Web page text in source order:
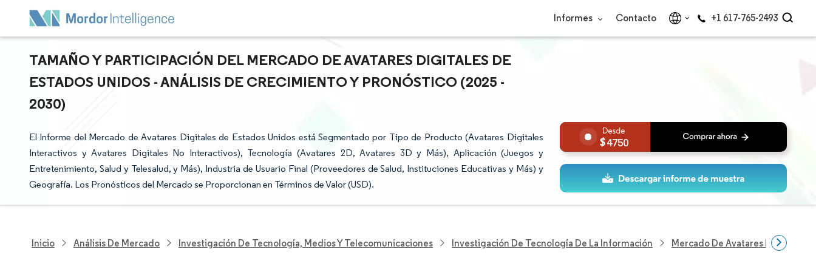
Informes Contacto +1 617-765-2493
TAMAÑO Y PARTICIPACIÓN DEL MERCADO DE AVATARES DIGITALES DE
ESTADOS UNIDOS - ANÁLISIS DE CRECIMIENTO Y PRONÓSTICO (2025 -
2030)
El Informe del Mercado de Avatares Digitales de Estados Unidos está Segmentado por Tipo de Producto (Avatares Digitales
Interactivos y Avatares Digitales No Interactivos), Tecnología (Avatares 2D, Avatares 3D y Más), Aplicación (Juegos y
Entretenimiento, Salud y Telesalud, y Más), Industria de Usuario Final (Proveedores de Salud, Instituciones Educativas y Más) y
Geografía. Los Pronósticos del Mercado se Proporcionan en Términos de Valor (USD).
4750
Inicio Análisis De Mercado Investigación De Tecnología, Medios Y Telecomunicaciones Investigación De Tecnología De La Información Mercado De Avatares Digitales